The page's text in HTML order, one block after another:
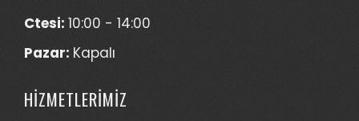
Ctesi: 10:00 - 14:00
Pazar: Kapalı
HİZMETLERİMİZ